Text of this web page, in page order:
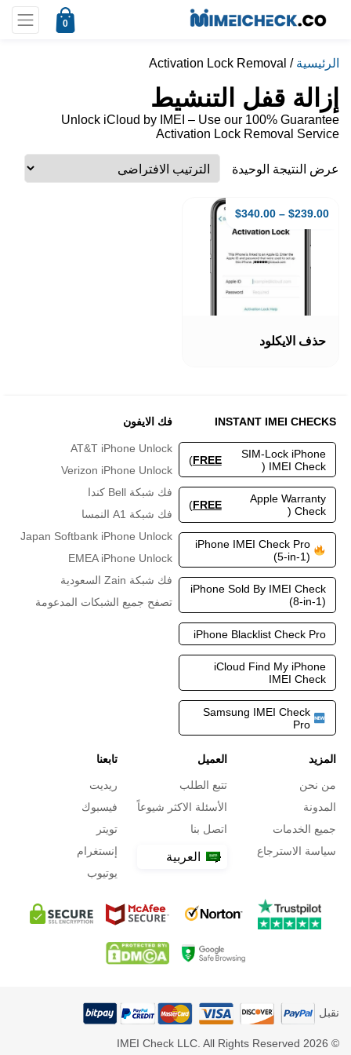
0
الرئيسية / Activation Lock Removal
إزالة قفل التنشيط
Unlock iCloud by IMEI – Use our 100% Guarantee
Activation Lock Removal Service
عرض النتيجة الوحيدة
حذف الايكلود
$239.00
–
$340.00
العديد
يمكن
اختيار
الخيارات
على
صفحة
المنتج
INSTANT IMEI CHECKS
SIM-Lock iPhone
IMEI Check (
FREE
)
Apple Warranty
Check (
FREE
)
iPhone IMEI Check Pro
(5-in-1)
iPhone Sold By IMEI Check
(8-in-1)
iPhone Blacklist Check Pro
iCloud Find My iPhone
IMEI Check
Samsung IMEI Check
Pro
فك الايفون
AT&T iPhone Unlock
Verizon iPhone Unlock
فك شبكة Bell كندا
فك شبكة A1 النمسا
Japan Softbank iPhone Unlock
EMEA iPhone Unlock
فك شبكة Zain السعودية
تصفح جميع الشبكات المدعومة
المزيد
من نحن
المدونة
جميع الخدمات
سياسة الاسترجاع
العميل
تتبع الطلب
الأسئلة الاكثر شيوعاً
اتصل بنا
العربية
تابعنا
ريديت
فيسبوك
تويتر
إنستغرام
يوتيوب
نقبل
© 2026 IMEI Check LLC. All Rights Reserved